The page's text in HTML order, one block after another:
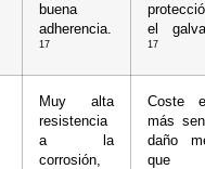
buena
adherencia.
17
el
17
Muy alta
resistencia
a la
corrosión,
Coste
más
daño